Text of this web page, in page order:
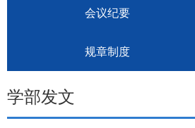
会议纪要
规章制度
学部发文